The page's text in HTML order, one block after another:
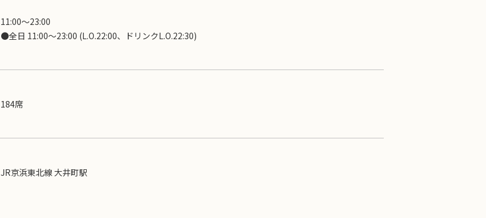
11:00〜23:00
●全日 11:00～23:00 (L.O.22:00、ドリンクL.O.22:30)
184席
JR京浜東北線 大井町駅